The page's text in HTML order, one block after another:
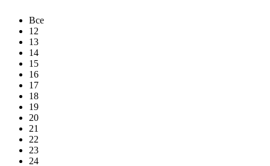
Все
12
13
14
15
16
17
18
19
20
21
22
23
24